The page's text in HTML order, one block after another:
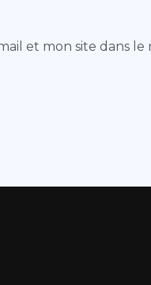
et mon site dans